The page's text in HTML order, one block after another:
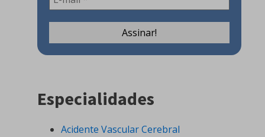
Especialidades
Acidente Vascular Cerebral